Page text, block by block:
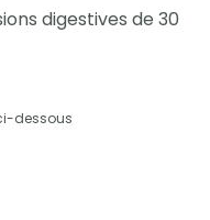
digestives de 30
dessous